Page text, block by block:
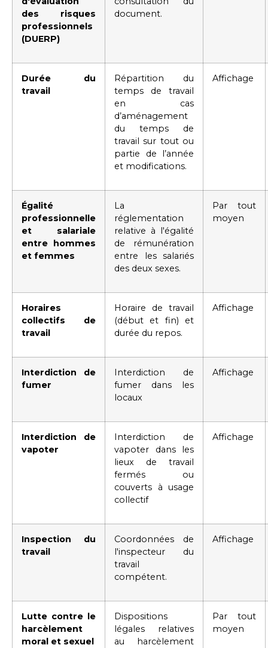
des risques
professionnels
(DUERP)
document.
Durée du
travail
Répartition du
temps de travail
en cas
d’aménagement
du temps de
travail sur tout ou
partie de l’année
et modifications.
Affichage
Égalité
professionnelle
et salariale
entre hommes
et femmes
La
réglementation
relative à l'égalité
de rémunération
entre les salariés
des deux sexes.
Par tout
moyen
Horaires
collectifs de
travail
Horaire de travail
(début et fin) et
durée du repos.
Affichage
Interdiction de
fumer
Interdiction de
fumer dans les
locaux
Affichage
Interdiction de
vapoter
Interdiction de
vapoter dans les
lieux de travail
fermés ou
couverts à usage
collectif
Affichage
Inspection du
travail
Coordonnées de
l'inspecteur du
travail
compétent.
Affichage
Lutte contre le
harcèlement
moral et sexuel
Dispositions
légales relatives
au harcèlement
Par tout
moyen